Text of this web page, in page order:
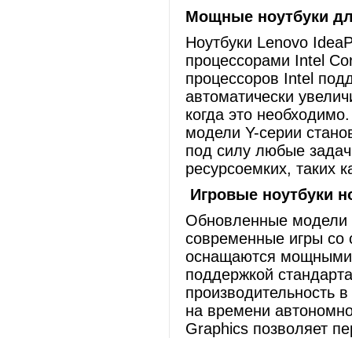
Мощные ноутбуки
Ноутбуки Lenovo
процессорами Intel
процессоров Intel
автоматически
когда это
модели Y-серии
под силу любые
ресурсоемких, таких
Игровые ноутбуки
Обновленные модели
современные игры со
оснащаются мощными
поддержкой
производительность
на времени
Graphics позволяет